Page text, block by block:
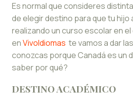
Es normal que consideres
de elegir destino para que tu hijo
realizando un curso escolar en
enVivoIdiomas te vamos a dar
conozcas porque Canadá es un
saber por qué?
DESTINO ACADÉMICO